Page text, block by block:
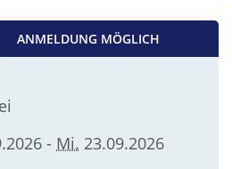
ANMELDUNG MÖGLICH
- Mi. 23.09.2026